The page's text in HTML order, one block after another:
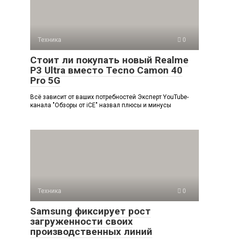
Техника 0
Стоит ли покупать новый Realme
P3 Ultra вместо Tecno Camon 40
Pro 5G
Всё зависит от ваших потребностей Эксперт YouTube-
канала "Обзоры от iCE" назвал плюсы и минусы
Техника 0
Samsung фиксирует рост
загруженности своих
производственных линий